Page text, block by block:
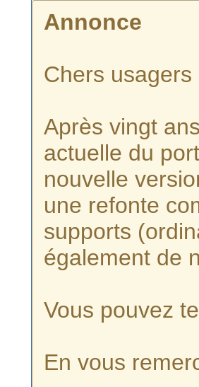
Annonce
Chers
Après vingt
actuelle du
nouvelle
une refonte
supports
également de
Vous pouvez
En vous